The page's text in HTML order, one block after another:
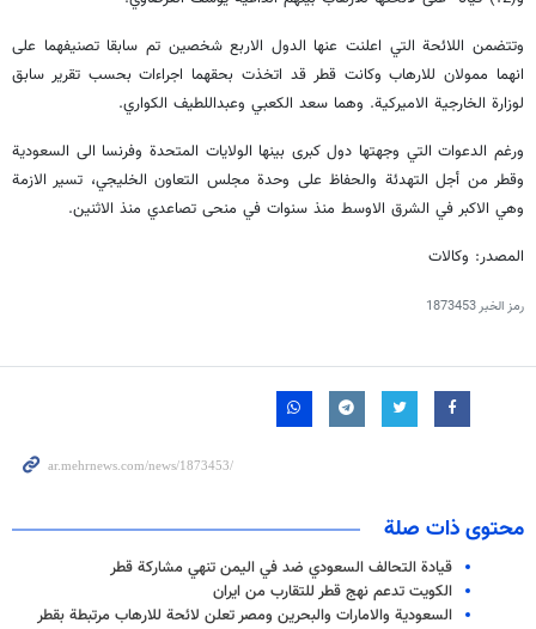
وتتضمن اللائحة التي اعلنت عنها الدول الاربع شخصين تم سابقا تصنيفهما على
انهما ممولان للارهاب وكانت قطر قد اتخذت بحقهما اجراءات بحسب تقرير سابق
لوزارة الخارجية الاميركية. وهما سعد الكعبي وعبداللطيف الكواري.
ورغم الدعوات التي وجهتها دول كبرى بينها الولايات المتحدة وفرنسا الى السعودية
وقطر من أجل التهدئة والحفاظ على وحدة مجلس التعاون الخليجي، تسير الازمة
وهي الاكبر في الشرق الاوسط منذ سنوات في منحى تصاعدي منذ الاثنين.
المصدر: وكالات
رمز الخبر1873453
محتوى ذات صلة
قيادة التحالف السعودي ضد في اليمن تنهي مشاركة قطر
الكويت تدعم نهج قطر للتقارب من ايران
السعودية والامارات والبحرين ومصر تعلن لائحة للارهاب مرتبطة بقطر